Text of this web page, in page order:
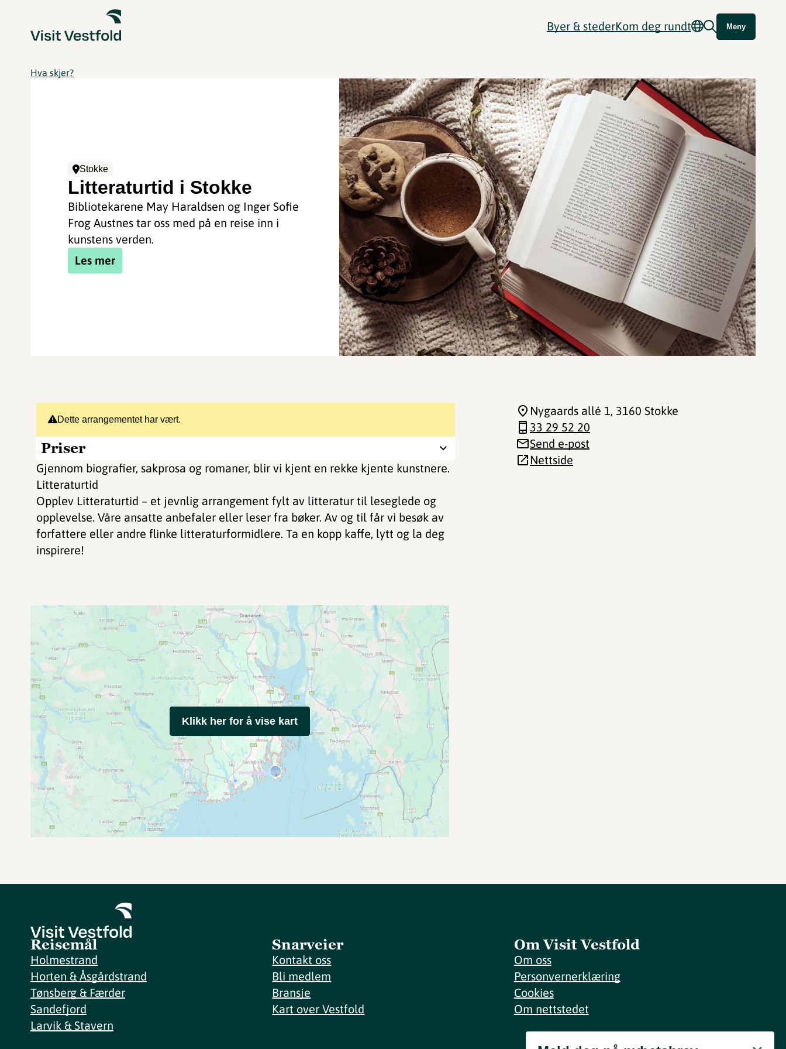
Byer & stederKom deg rundt Meny
Hva skjer?
Stokke
Litteraturtid i Stokke
Bibliotekarene May Haraldsen og Inger Sofie
Frog Austnes tar oss med på en reise inn i
kunstens verden.
Les mer
Dette arrangementet har vært.
Priser
Gjennom biografier, sakprosa og romaner, blir vi kjent en rekke kjente kunstnere.
Litteraturtid
Opplev Litteraturtid – et jevnlig arrangement fylt av litteratur til leseglede og
opplevelse. Våre ansatte anbefaler eller leser fra bøker. Av og til får vi besøk av
forfattere eller andre flinke litteraturformidlere. Ta en kopp kaffe, lytt og la deg
inspirere!
Nygaards allé 1, 3160 Stokke
33 29 52 20
Send e-post
Nettside
Klikk her for å vise kart
Reisemål
Holmestrand
Horten & Åsgårdstrand
Tønsberg & Færder
Sandefjord
Larvik & Stavern
Snarveier
Kontakt oss
Bli medlem
Bransje
Kart over Vestfold
Om Visit Vestfold
Om oss
Personvernerklæring
Cookies
Om nettstedet
Meld deg på nyhetsbrev